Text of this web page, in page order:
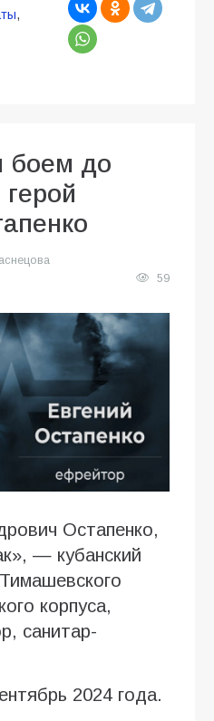
,
боем до
59
Остапенко,
— кубанский
корпуса,
санитар-
2024 года.